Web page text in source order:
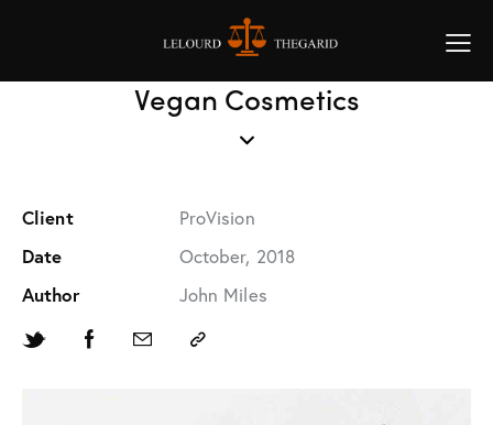
Vegan Cosmetics
Client
ProVision
Date
October, 2018
Author
John Miles